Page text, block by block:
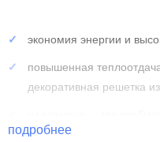
экономия энергии и
повышенная
декоративная решетка
толщиной 0,5 мм
подробнее